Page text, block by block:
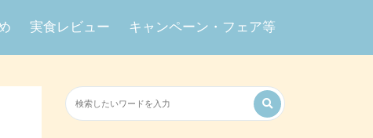
実食レビュー キャンペーン・フェア等